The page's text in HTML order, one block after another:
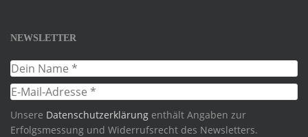
NEWSLETTER
Unsere Datenschutzerklärung enthält Angaben zur
Erfolgsmessung und Widerrufsrecht des Newsletters.